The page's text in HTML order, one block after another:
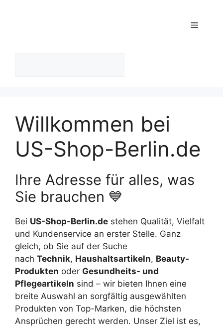
Menü
Willkommen bei
US-Shop-Berlin.de
Ihre Adresse für alles, was
Sie brauchen 💙
Bei US-Shop-Berlin.de stehen Qualität, Vielfalt
und Kundenservice an erster Stelle. Ganz
gleich, ob Sie auf der Suche
nach Technik, Haushaltsartikeln, Beauty-
Produkten oder Gesundheits- und
Pflegeartikeln sind – wir bieten Ihnen eine
breite Auswahl an sorgfältig ausgewählten
Produkten von Top-Marken, die höchsten
Ansprüchen gerecht werden. Unser Ziel ist es,